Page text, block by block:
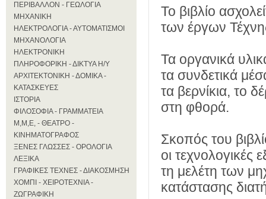
ΠΕΡΙΒΑΛΛΟΝ - ΓΕΩΛΟΓΙΑ
ΜΗΧΑΝΙΚΗ
ΗΛΕΚΤΡΟΛΟΓΙΑ - ΑΥΤΟΜΑΤΙΣΜΟΙ
ΜΗΧΑΝΟΛΟΓΙΑ
ΗΛΕΚΤΡΟΝΙΚΗ
ΠΛΗΡΟΦΟΡΙΚΗ - ΔΙΚΤΥΑ Η/Υ
ΑΡΧΙΤΕΚΤΟΝΙΚΗ - ΔΟΜΙΚΑ -
ΚΑΤΑΣΚΕΥΕΣ
ΙΣΤΟΡΙΑ
ΦΙΛΟΣΟΦΙΑ - ΓΡΑΜΜΑΤΕΙΑ
Μ,Μ,Ε, - ΘΕΑΤΡΟ -
ΚΙΝΗΜΑΤΟΓΡΑΦΟΣ
ΞΕΝΕΣ ΓΛΩΣΣΕΣ - ΟΡΟΛΟΓΙΑ
ΛΕΞΙΚΑ
ΓΡΑΦΙΚΕΣ ΤΕΧΝΕΣ - ΔΙΑΚΟΣΜΗΣΗ
ΧΟΜΠΙ - ΧΕΙΡΟΤΕΧΝΙΑ -
ΖΩΓΡΑΦΙΚΗ
Το βιβλίο
των έργων
Τα οργανικά
τα συνδετικά
τα βερνίκια, το
στη φθορά.
Σκοπός του
οι τεχνολογικές
τη μελέτη των
κατάστασης